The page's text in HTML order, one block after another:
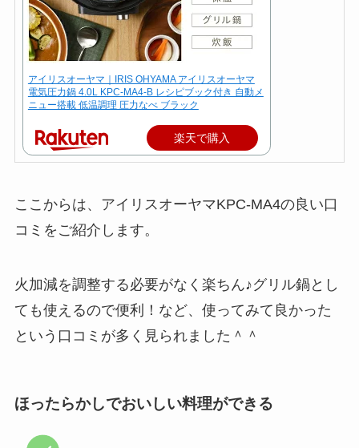
アイリスオーヤマ｜IRIS OHYAMA アイリスオーヤマ
電気圧力鍋 4.0L KPC-MA4-B レシピブック付き 自動メ
ニュー搭載 低温調理 圧力なべ ブラック
楽天で購入
ここからは、アイリスオーヤマKPC-MA4の良い口
コミをご紹介します。
火加減を調整する必要がなく楽ちん♪グリル鍋とし
ても使えるので便利！など、使ってみて良かった
という口コミが多く見られました＾＾
ほったらかしでおいしい料理ができる